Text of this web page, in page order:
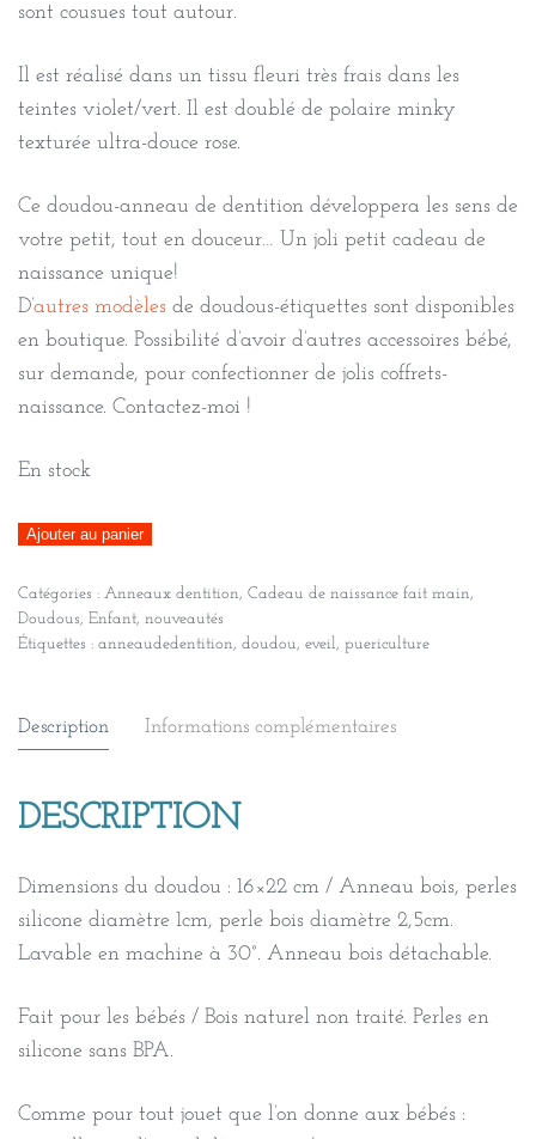
sont cousues tout autour.
Il est réalisé dans un tissu fleuri très frais dans les
teintes violet/vert. Il est doublé de polaire minky
texturée ultra-douce rose.
Ce doudou-anneau de dentition développera les sens de
votre petit, tout en douceur… Un joli petit cadeau de
naissance unique!
D’autres modèles de doudous-étiquettes sont disponibles
en boutique. Possibilité d’avoir d’autres accessoires bébé,
sur demande, pour confectionner de jolis coffrets-
naissance. Contactez-moi !
En stock
quantité
Doudou
anneau
bois
silicone,
Fleuri
Ajouter au panier
Catégories : Anneaux dentition, Cadeau de naissance fait main,
Doudous, Enfant, nouveautés
Étiquettes : anneaudedentition, doudou, eveil, puericulture
Description Informations complémentaires
DESCRIPTION
Dimensions du doudou : 16×22 cm / Anneau bois, perles
silicone diamètre 1cm, perle bois diamètre 2,5cm.
Lavable en machine à 30°. Anneau bois détachable.
Fait pour les bébés / Bois naturel non traité. Perles en
silicone sans BPA.
Comme pour tout jouet que l’on donne aux bébés :